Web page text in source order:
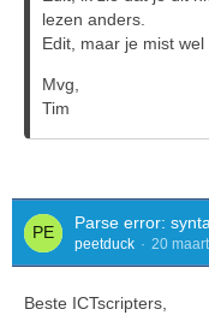
lezen anders.
Edit, maar je mist wel
Mvg,
Tim
Parse error:
peetduck 20
Beste ICTscripters,